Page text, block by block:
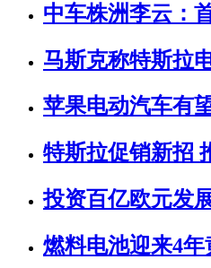
中车株洲李云：
马斯克称特斯拉
苹果电动汽车有
特斯拉促销新招
投资百亿欧元发
燃料电池迎来4